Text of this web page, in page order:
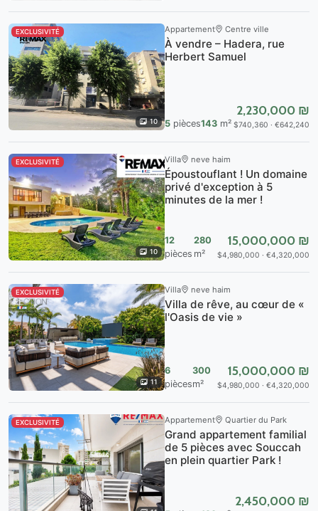
EXCLUSIVITÉ
10
Appartement Centre ville
À vendre – Hadera, rue
Herbert Samuel
5 pièces143 m²
2,230,000 ₪
$740,360 · €642,240
EXCLUSIVITÉ
10
Villa neve haim
Époustouflant ! Un domaine
privé d'exception à 5
minutes de la mer !
12
pièces
280
m²
15,000,000 ₪
$4,980,000 · €4,320,000
EXCLUSIVITÉ
11
Villa neve haim
Villa de rêve, au cœur de «
l'Oasis de vie »
6
pièces
300
m²
15,000,000 ₪
$4,980,000 · €4,320,000
EXCLUSIVITÉ Appartement Quartier du Park
Grand appartement familial
de 5 pièces avec Souccah
en plein quartier Park !
2,450,000 ₪